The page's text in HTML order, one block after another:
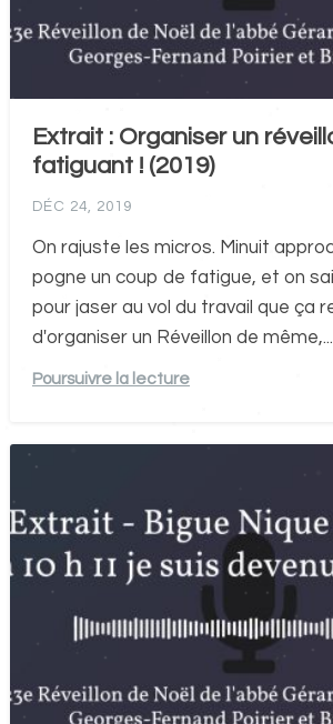
Extrait : Organiser un
fatiguant ! (2019)
DÉC 24, 2019
On rajuste les micros. Minuit
pogne un coup de fatigue, et on
pour jaser au vol du travail que ça
d'organiser un Réveillon de même,...
Poursuivre la lecture